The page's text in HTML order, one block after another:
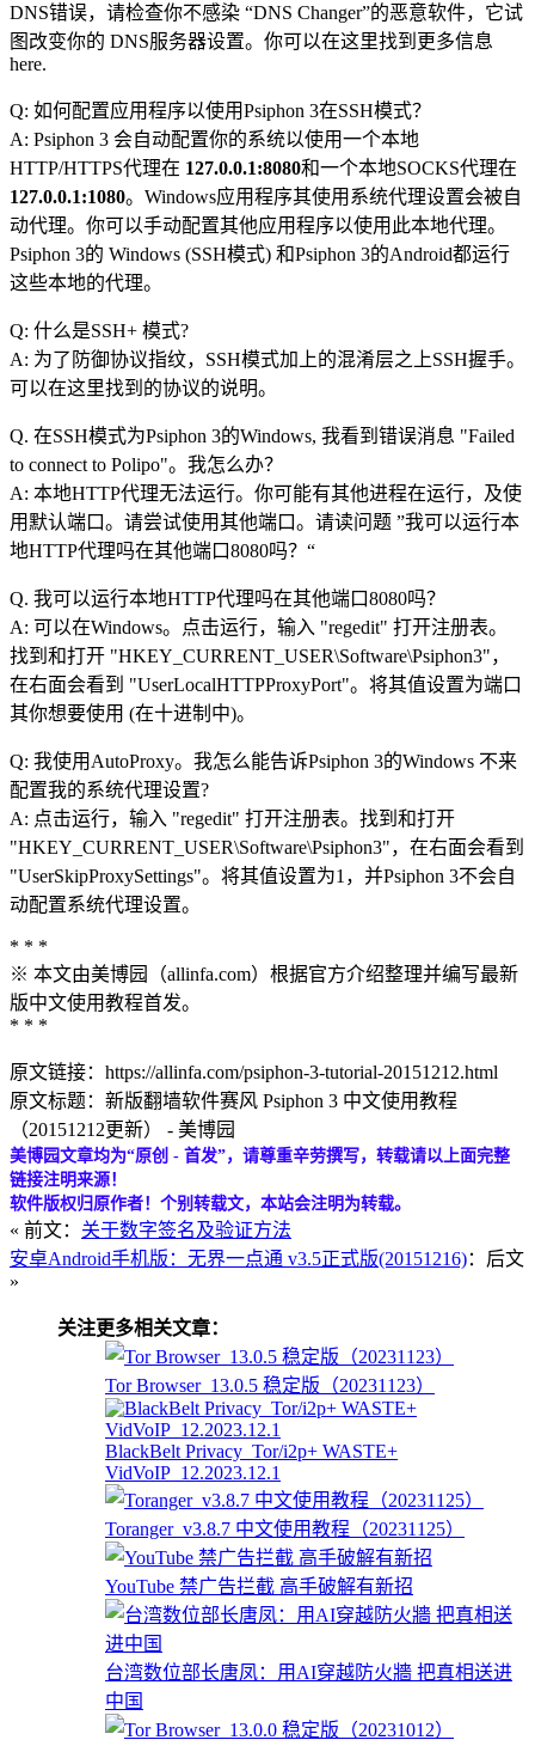
DNS错误，请检查你不感染 “DNS Changer”的恶意软件，它试
图改变你的 DNS服务器设置。你可以在这里找到更多信息
here.
Q: 如何配置应用程序以使用Psiphon 3在SSH模式？
A: Psiphon 3 会自动配置你的系统以使用一个本地
HTTP/HTTPS代理在 127.0.0.1:8080和一个本地SOCKS代理在
127.0.0.1:1080。Windows应用程序其使用系统代理设置会被自
动代理。你可以手动配置其他应用程序以使用此本地代理。
Psiphon 3的 Windows (SSH模式) 和Psiphon 3的Android都运行
这些本地的代理。
Q: 什么是SSH+ 模式?
A: 为了防御协议指纹，SSH模式加上的混淆层之上SSH握手。
可以在这里找到的协议的说明。
Q. 在SSH模式为Psiphon 3的Windows, 我看到错误消息 "Failed
to connect to Polipo"。我怎么办？
A: 本地HTTP代理无法运行。你可能有其他进程在运行，及使
用默认端口。请尝试使用其他端口。请读问题 ”我可以运行本
地HTTP代理吗在其他端口8080吗？“
Q. 我可以运行本地HTTP代理吗在其他端口8080吗？
A: 可以在Windows。点击运行，输入 "regedit" 打开注册表。
找到和打开 "HKEY_CURRENT_USER\Software\Psiphon3"，
在右面会看到 "UserLocalHTTPProxyPort"。将其值设置为端口
其你想要使用 (在十进制中)。
Q: 我使用AutoProxy。我怎么能告诉Psiphon 3的Windows 不来
配置我的系统代理设置?
A: 点击运行，输入 "regedit" 打开注册表。找到和打开
"HKEY_CURRENT_USER\Software\Psiphon3"，在右面会看到
"UserSkipProxySettings"。将其值设置为1，并Psiphon 3不会自
动配置系统代理设置。
* * *
※ 本文由美博园（allinfa.com）根据官方介绍整理并编写最新
版中文使用教程首发。
* * *
原文链接：https://allinfa.com/psiphon-3-tutorial-20151212.html
原文标题：新版翻墙软件赛风 Psiphon 3 中文使用教程
（20151212更新） - 美博园
美博园文章均为“原创 - 首发”，请尊重辛劳撰写，转载请以上面完整
链接注明来源！
软件版权归原作者！个别转载文，本站会注明为转载。
« 前文： 关于数字签名及验证方法
安卓Android手机版：无界一点通 v3.5正式版(20151216)：后文
»
关注更多相关文章：
Tor Browser_13.0.5 稳定版（20231123）
BlackBelt Privacy_Tor/i2p+ WASTE+
VidVoIP_12.2023.12.1
Toranger_v3.8.7 中文使用教程（20231125）
YouTube 禁广告拦截 高手破解有新招
台湾数位部长唐凤：用AI穿越防火牆 把真相送进
中国